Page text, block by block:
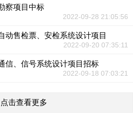
察项目中标
2022-09-28 21:05:56
动售检票、安检系统设计项目
2022-09-20 07:35:11
信、信号系统设计项目招标
2022-09-18 07:03:21
点击查看更多